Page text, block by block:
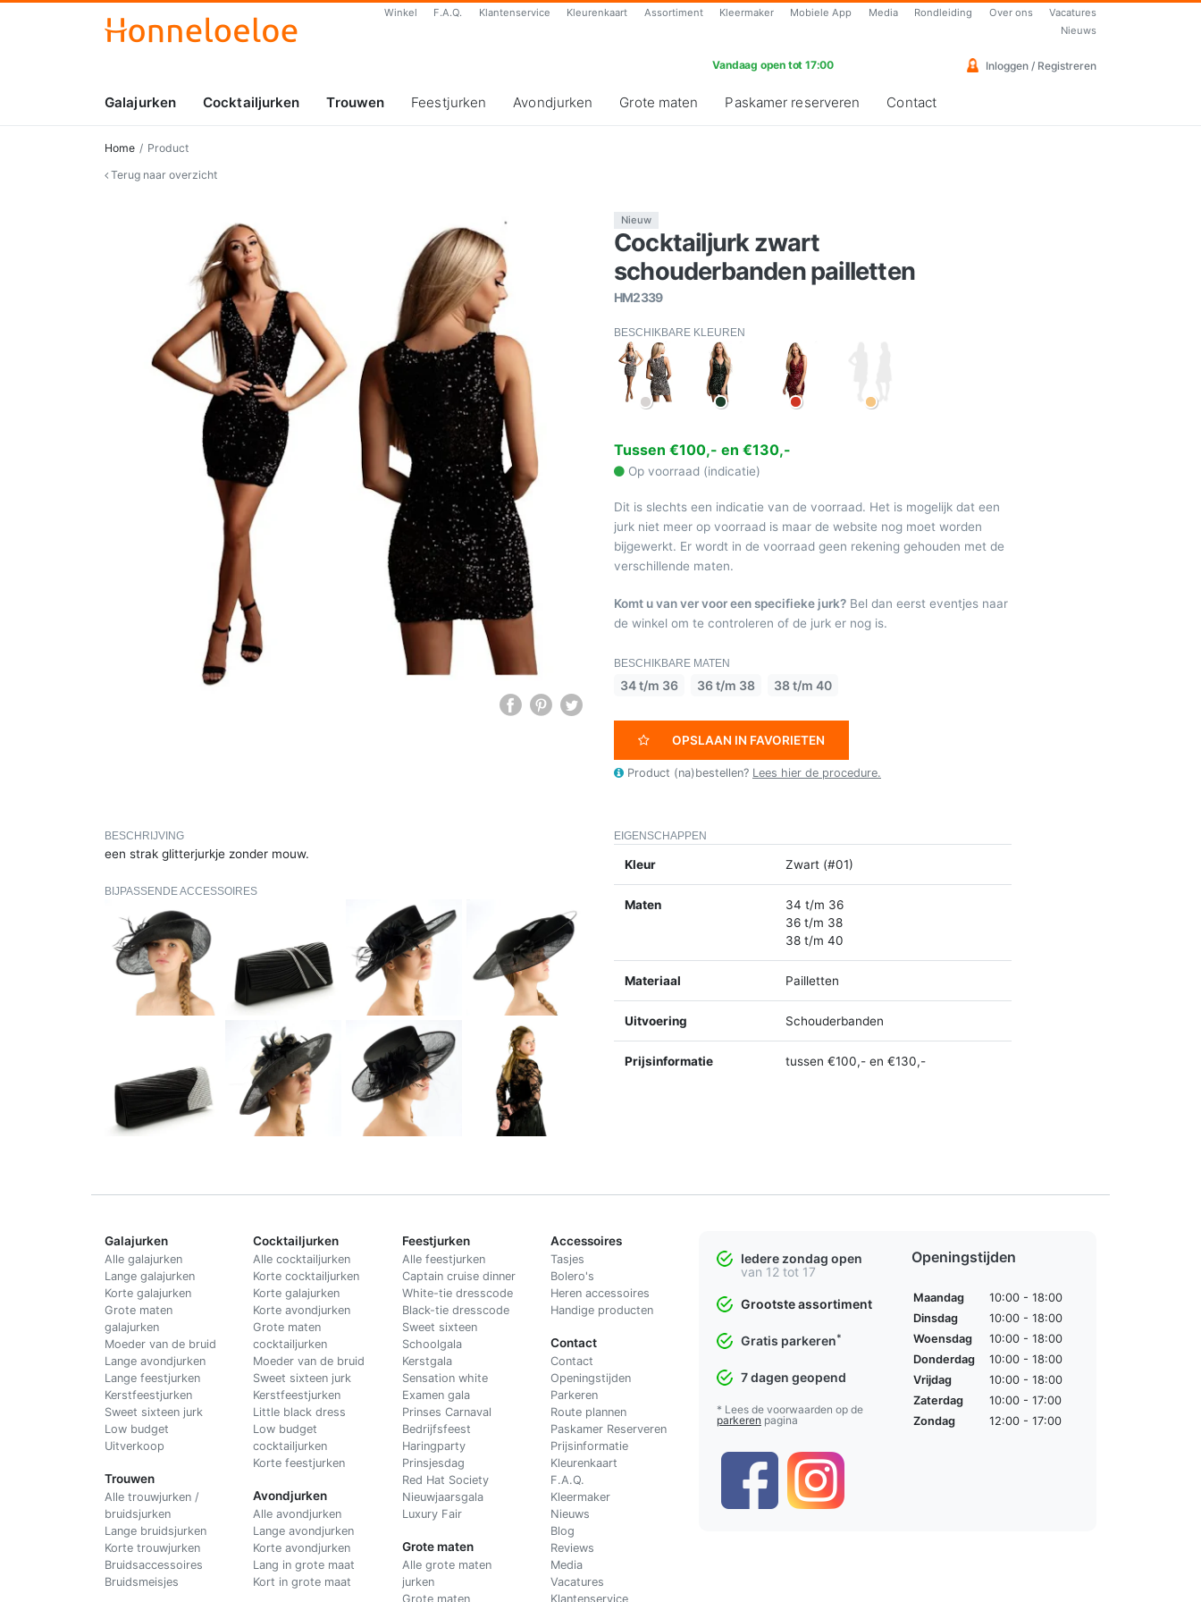
Winkel F.A.Q. Klantenservice Kleurenkaart Assortiment Kleermaker Mobiele App Media Rondleiding Over ons
Vacatures
Nieuws
Vandaag open tot 17:00 Inloggen / Registreren
Galajurken Cocktailjurken Trouwen Feestjurken Avondjurken Grote maten Paskamer reserveren Contact
Home
Product
Terug naar overzicht
Nieuw
Cocktailjurk zwart
schouderbanden pailletten
HM2339
BESCHIKBARE KLEUREN
Tussen €100,- en €130,-
Op voorraad (indicatie)
Dit is slechts een indicatie van de voorraad. Het is mogelijk dat een
jurk niet meer op voorraad is maar de website nog moet worden
bijgewerkt. Er wordt in de voorraad geen rekening gehouden met de
verschillende maten.
Komt u van ver voor een specifieke jurk? Bel dan eerst eventjes naar
de winkel om te controleren of de jurk er nog is.
BESCHIKBARE MATEN
34 t/m 36 36 t/m 38 38 t/m 40
OPSLAAN IN FAVORIETEN
Product (na)bestellen? Lees hier de procedure.
BESCHRIJVING
een strak glitterjurkje zonder mouw.
BIJPASSENDE ACCESSOIRES
EIGENSCHAPPEN
Kleur Zwart (#01)
Maten
34 t/m 36
36 t/m 38
38 t/m 40
Materiaal Pailletten
Uitvoering Schouderbanden
Prijsinformatie tussen €100,- en €130,-
Galajurken
Alle galajurken
Lange galajurken
Korte galajurken
Grote maten
galajurken
Moeder van de bruid
Lange avondjurken
Lange feestjurken
Kerstfeestjurken
Sweet sixteen jurk
Low budget
Uitverkoop
Trouwen
Alle trouwjurken /
bruidsjurken
Lange bruidsjurken
Korte trouwjurken
Bruidsaccessoires
Bruidsmeisjes
Cocktailjurken
Alle cocktailjurken
Korte cocktailjurken
Korte galajurken
Korte avondjurken
Grote maten
cocktailjurken
Moeder van de bruid
Sweet sixteen jurk
Kerstfeestjurken
Little black dress
Low budget
cocktailjurken
Korte feestjurken
Avondjurken
Alle avondjurken
Lange avondjurken
Korte avondjurken
Lang in grote maat
Kort in grote maat
Feestjurken
Alle feestjurken
Captain cruise dinner
White-tie dresscode
Black-tie dresscode
Sweet sixteen
Schoolgala
Kerstgala
Sensation white
Examen gala
Prinses Carnaval
Bedrijfsfeest
Haringparty
Prinsjesdag
Red Hat Society
Nieuwjaarsgala
Luxury Fair
Grote maten
Alle grote maten
jurken
Grote maten
Accessoires
Tasjes
Bolero's
Heren accessoires
Handige producten
Contact
Contact
Openingstijden
Parkeren
Route plannen
Paskamer Reserveren
Prijsinformatie
Kleurenkaart
F.A.Q.
Kleermaker
Nieuws
Blog
Reviews
Media
Vacatures
Klantenservice
Iedere zondag open
van 12 tot 17
Grootste assortiment
Gratis parkeren*
7 dagen geopend
* Lees de voorwaarden op de
parkeren pagina
Openingstijden
Maandag
10:00 - 18:00
Dinsdag
10:00 - 18:00
Woensdag
10:00 - 18:00
Donderdag
10:00 - 18:00
Vrijdag
10:00 - 18:00
Zaterdag
10:00 - 17:00
Zondag
12:00 - 17:00